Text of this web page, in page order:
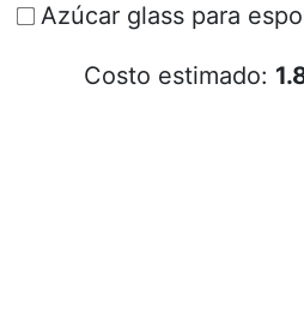
Azúcar glass para
Costo estimado: